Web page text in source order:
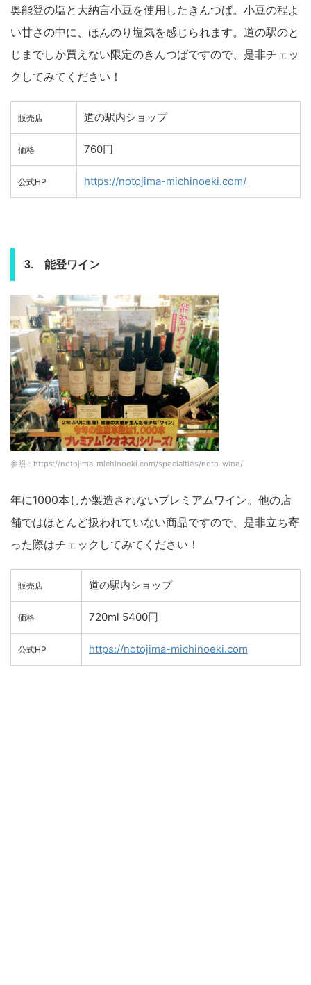
奥能登の塩と大納言小豆を使用したきんつば。小豆の程よ
い甘さの中に、ほんのり塩気を感じられます。道の駅のと
じまでしか買えない限定のきんつばですので、是非チェッ
クしてみてください！
販売店 道の駅内ショップ
価格 760円
公式HP https://notojima-michinoeki.com/
3. 能登ワイン
参照：https://notojima-michinoeki.com/specialties/noto-wine/
年に1000本しか製造されないプレミアムワイン。他の店
舗ではほとんど扱われていない商品ですので、是非立ち寄
った際はチェックしてみてください！
販売店 道の駅内ショップ
価格 720ml 5400円
公式HP https://notojima-michinoeki.com